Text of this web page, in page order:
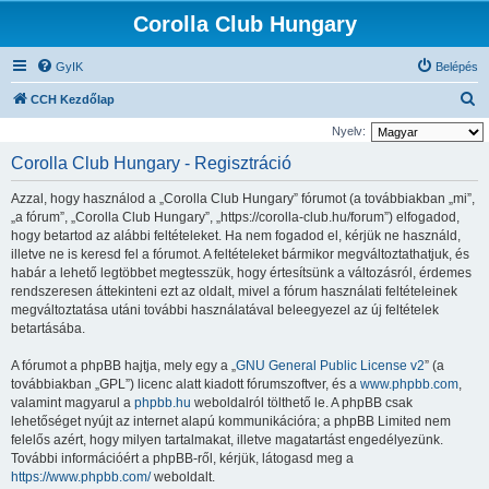
Corolla Club Hungary
GyIK Belépés
CCH Kezdőlap
e
Nyelv:
Corolla Club Hungary - Regisztráció
Azzal, hogy használod a „Corolla Club Hungary” fórumot (a továbbiakban „mi”,
„a fórum”, „Corolla Club Hungary”, „https://corolla-club.hu/forum”) elfogadod,
hogy betartod az alábbi feltételeket. Ha nem fogadod el, kérjük ne használd,
illetve ne is keresd fel a fórumot. A feltételeket bármikor megváltoztathatjuk, és
habár a lehető legtöbbet megtesszük, hogy értesítsünk a változásról, érdemes
rendszeresen áttekinteni ezt az oldalt, mivel a fórum használati feltételeinek
megváltoztatása utáni további használatával beleegyezel az új feltételek
betartásába.
A fórumot a phpBB hajtja, mely egy a „GNU General Public License v2” (a
továbbiakban „GPL”) licenc alatt kiadott fórumszoftver, és a www.phpbb.com,
valamint magyarul a phpbb.hu weboldalról tölthető le. A phpBB csak
lehetőséget nyújt az internet alapú kommunikációra; a phpBB Limited nem
felelős azért, hogy milyen tartalmakat, illetve magatartást engedélyezünk.
További információért a phpBB-ről, kérjük, látogasd meg a
https://www.phpbb.com/weboldalt.